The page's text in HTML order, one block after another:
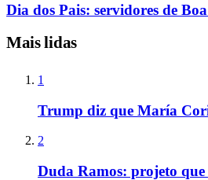
Dia dos Pais: servidores de
Mais lidas
1
Trump diz que María
2
Duda Ramos: projeto